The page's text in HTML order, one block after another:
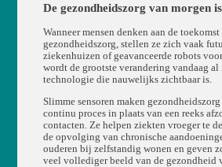
De gezondheidszorg van morgen
Wanneer mensen denken aan de toekomst
gezondheidszorg, stellen ze zich vaak
ziekenhuizen of geavanceerde robots
wordt de grootste verandering vandaag
technologie die nauwelijks zichtbaar is.
Slimme sensoren maken gezondheidszorg
continu proces in plaats van een reeks
contacten. Ze helpen ziekten vroeger te
de opvolging van chronische
ouderen bij zelfstandig wonen en geven
veel vollediger beeld van de gezondheid